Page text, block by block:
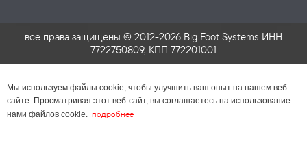
все права защищены © 2012-2026 Big Foot Systems ИНН
7722750809, КПП 772201001
Мы используем файлы cookie, чтобы улучшить ваш опыт на нашем веб-
сайте. Просматривая этот веб-сайт, вы соглашаетесь на использование
нами файлов cookie. подробнее